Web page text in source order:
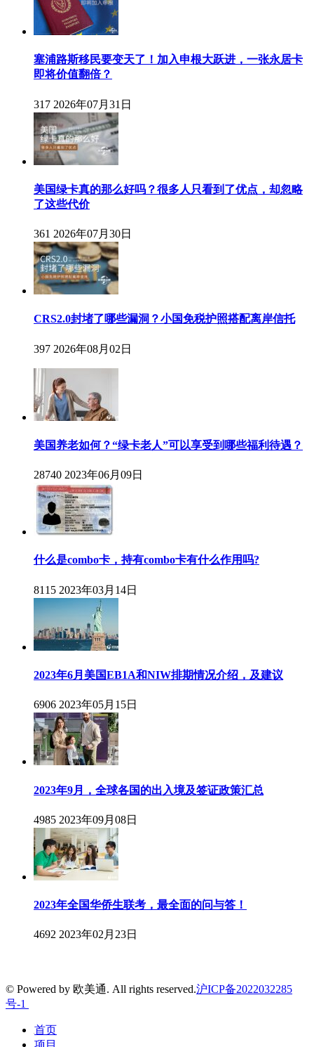
塞浦路斯移民要变天了！加入申根大跃进，一张永居卡
即将价值翻倍？
317 2026年07月31日
美国绿卡真的那么好吗？很多人只看到了优点，却忽略
了这些代价
361 2026年07月30日
CRS2.0封堵了哪些漏洞？小国免税护照搭配离岸信托
397 2026年08月02日
美国养老如何？“绿卡老人”可以享受到哪些福利待遇？
28740 2023年06月09日
什么是combo卡，持有combo卡有什么作用吗?
8115 2023年03月14日
2023年6月美国EB1A和NIW排期情况介绍，及建议
6906 2023年05月15日
2023年9月，全球各国的出入境及签证政策汇总
4985 2023年09月08日
2023年全国华侨生联考，最全面的问与答！
4692 2023年02月23日
© Powered by 欧美通. All rights reserved.沪ICP备2022032285
号-1
首页